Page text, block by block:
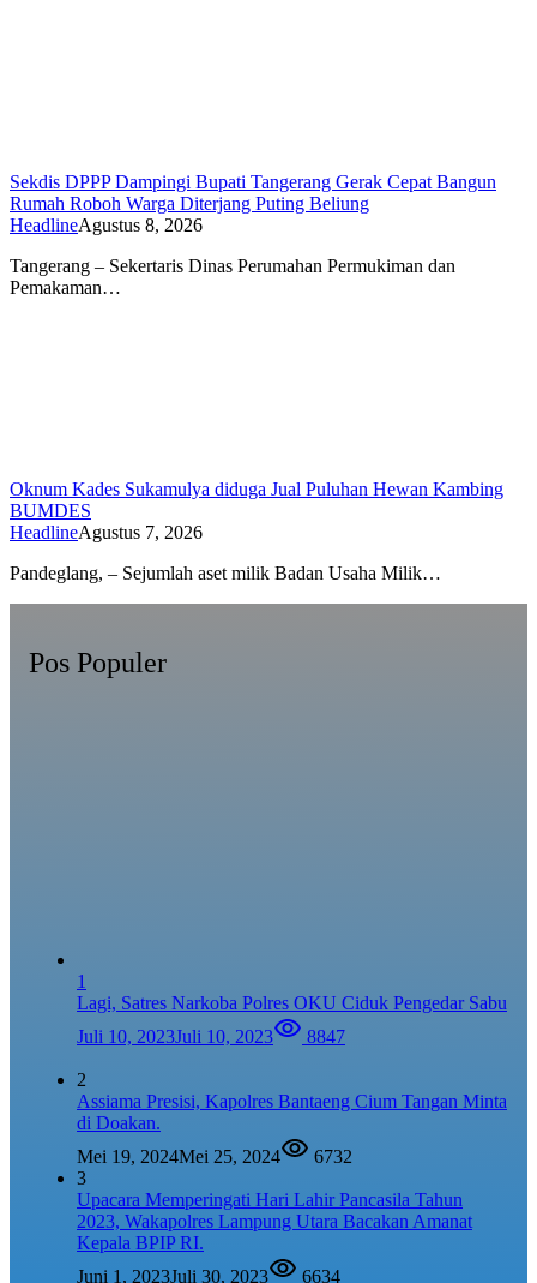
Sekdis DPPP Dampingi Bupati Tangerang Gerak Cepat Bangun
Rumah Roboh Warga Diterjang Puting Beliung
HeadlineAgustus 8, 2026
Tangerang – Sekertaris Dinas Perumahan Permukiman dan
Pemakaman…
Oknum Kades Sukamulya diduga Jual Puluhan Hewan Kambing
BUMDES
HeadlineAgustus 7, 2026
Pandeglang, – Sejumlah aset milik Badan Usaha Milik…
Pos Populer
1
Lagi, Satres Narkoba Polres OKU Ciduk Pengedar Sabu
Juli 10, 2023Juli 10, 2023 8847
2
Assiama Presisi, Kapolres Bantaeng Cium Tangan Minta
di Doakan.
Mei 19, 2024Mei 25, 2024
6732
3
Upacara Memperingati Hari Lahir Pancasila Tahun
2023, Wakapolres Lampung Utara Bacakan Amanat
Kepala BPIP RI.
Juni 1, 2023Juli 30, 2023
6634